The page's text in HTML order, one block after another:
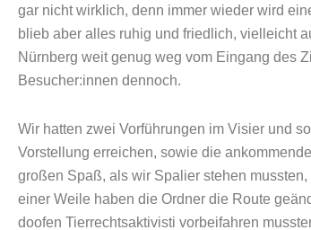
gar nicht wirklich, denn immer wieder wird
blieb aber alles ruhig und friedlich, vielleicht
Nürnberg weit genug weg vom Eingang des
Besucher:innen dennoch.
Wir hatten zwei Vorführungen im Visier und
Vorstellung erreichen, sowie die
großen Spaß, als wir Spalier stehen
einer Weile haben die Ordner die Route
doofen Tierrechtsaktivisti vorbeifahren